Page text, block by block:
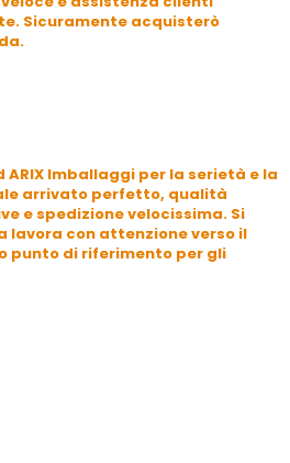
Sicuramente acquisterò
Imballaggi per la serietà e la
arrivato perfetto, qualità
e spedizione velocissima. Si
lavora con attenzione verso il
punto di riferimento per gli